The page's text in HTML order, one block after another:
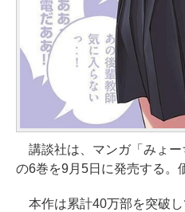
講談社は、マンガ「みょー
の6巻を9月5日に発売する。
本作は累計40万部を突破